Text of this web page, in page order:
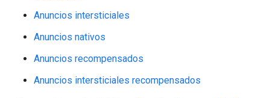
Anuncios intersticiales
Anuncios nativos
Anuncios recompensados
Anuncios intersticiales recompensados